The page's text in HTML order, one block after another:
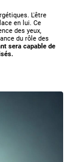
L'être
en lui. Ce
des yeux,
du rôle des
sera capable de